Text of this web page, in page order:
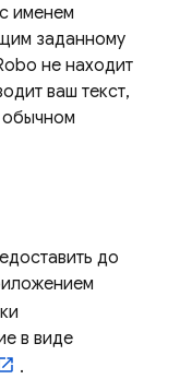
с именем
заданному
не находит
ваш текст,
до
в виде
.